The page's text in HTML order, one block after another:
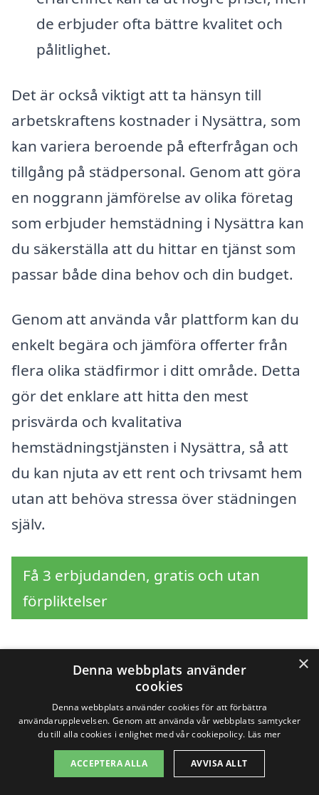
de erbjuder ofta bättre kvalitet och
pålitlighet.
Det är också viktigt att ta hänsyn till
arbetskraftens kostnader i Nysättra, som
kan variera beroende på efterfrågan och
tillgång på städpersonal. Genom att göra
en noggrann jämförelse av olika företag
som erbjuder hemstädning i Nysättra kan
du säkerställa att du hittar en tjänst som
passar både dina behov och din budget.
Genom att använda vår plattform kan du
enkelt begära och jämföra offerter från
flera olika städfirmor i ditt område. Detta
gör det enklare att hitta den mest
prisvärda och kvalitativa
hemstädningstjänsten i Nysättra, så att
du kan njuta av ett rent och trivsamt hem
utan att behöva stressa över städningen
själv.
Få 3 erbjudanden, gratis och utan
förpliktelser
Sök efter professionell
hemstädning i andra
städer nära Nysättra
×
Denna webbplats använder
cookies
Denna webbplats använder cookies för att förbättra
användarupplevelsen. Genom att använda vår webbplats samtycker
du till alla cookies i enlighet med vår cookiepolicy. Läs mer
ACCEPTERA ALLA AVVISA ALLT